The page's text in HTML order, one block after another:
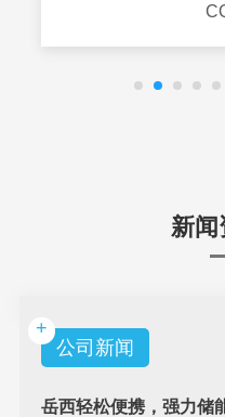
新闻
+
公司新闻
岳西轻松便携，强力储